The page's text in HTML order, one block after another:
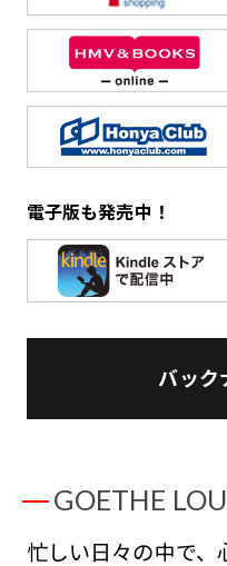
電子版も発売中！
バック
GOETHE
忙しい日々の中で、